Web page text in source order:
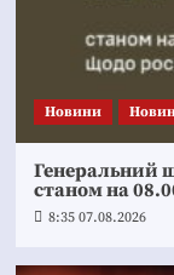
Новини
Генеральний
станом на
8:35 07.08.2026